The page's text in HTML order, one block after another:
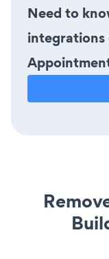
Need to
integrations